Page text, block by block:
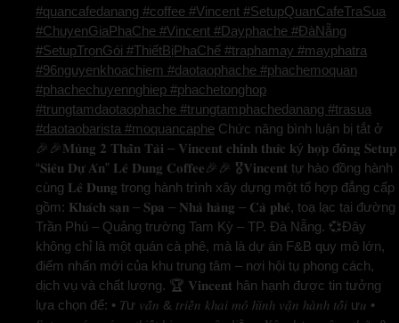
#quancafedanang #coffee #Vincent #SetupQuanCafeTraSua
#ChuyenGiaPhaChe #Vincent #Dayphache #ĐàNẵng
#SetupTrọnGói #ThiếtBịPhaChế #traphamay #mayphatra
#96nguyenkhoachiem #daotaophache #phachemoquan
#phachechuyennghiep #phachetonghop
#trungtamdaotaophache #trungtamphachedanang #trasua
#daotaobarista #moquancaphe Chức năng bình luận bị tắt ở
🎉🎉𝐌𝐮̀𝐧𝐠 𝟐 𝐓𝐡𝐚̂̀𝐧 𝐓𝐚̀𝐢 – 𝐕𝐢𝐧𝐜𝐞𝐧𝐭 𝐜𝐡𝐢́𝐧𝐡 𝐭𝐡𝐮̛́𝐜 𝐤ý 𝐡𝐨̛̣𝐩 đ𝐨̂̀𝐧𝐠 𝐒𝐞𝐭𝐮𝐩
“𝐒𝐢𝐞̂𝐮 𝐃𝐮̛̣ 𝐀́𝐧” 𝐋𝐞̂ 𝐃𝐮𝐧𝐠 𝐂𝐨𝐟𝐟𝐞𝐞🎉🎉 🎖️𝐕𝐢𝐧𝐜𝐞𝐧𝐭 tự hào đồng hành
cùng 𝐋𝐞̂ 𝐃𝐮𝐧𝐠 trong hành trình xây dựng một tổ hợp đẳng cấp
gồm: 𝐊𝐡𝐚́𝐜𝐡 𝐬𝐚̣𝐧 – 𝐒𝐩𝐚 – 𝐍𝐡𝐚̀ 𝐡𝐚̀𝐧𝐠 – 𝐂𝐚̀ 𝐩𝐡𝐞̂, toạ lạc tại đường
Trần Phú – Quảng trường Tam Kỳ – TP. Đà Nẵng. 💞Đây
không chỉ là một quán cà phê, mà là dự án F&B quy mô lớn,
điểm nhấn mới của khu trung tâm – nơi hội tụ phong cách,
dịch vụ và chất lượng. 🏆 𝐕𝐢𝐧𝐜𝐞𝐧𝐭 hân hạnh được tin tưởng
lựa chọn để: • 𝑇ư 𝑣𝑎̂́𝑛 & 𝑡𝑟𝑖𝑒̂̉𝑛 𝑘ℎ𝑎𝑖 𝑚𝑜̂ ℎ𝑖̀𝑛ℎ 𝑣𝑎̣̂𝑛 ℎ𝑎̀𝑛ℎ 𝑡𝑜̂́𝑖 ư𝑢 •